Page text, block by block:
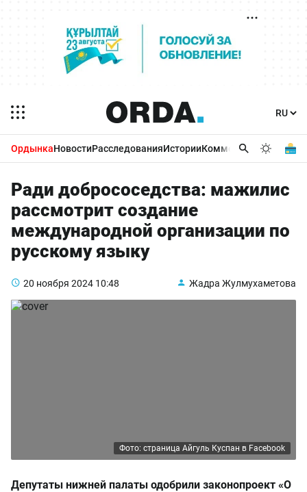
ОрдынкаНовостиРасследованияИсторииКомментарииБизнес
Ради добрососедства: мажилис
рассмотрит создание
международной организации по
русскому языку
20 ноября 2024 10:48 Жадра Жулмухаметова
Фото: страница Айгуль Куспан в Facebook
Депутаты нижней палаты одобрили законопроект «О